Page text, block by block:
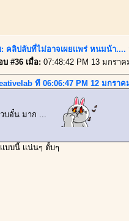
คลิปลับที่ไม่อาจเผยเเพร่ หนมน้า
บ #36 เมื่อ: 07:48:42 PM 13 มกราค
ที่ 06:06:47 PM 12 มกราค
บอั๋น มาก ...
เบบนี้ เเน่นๆ ตั้บๆ